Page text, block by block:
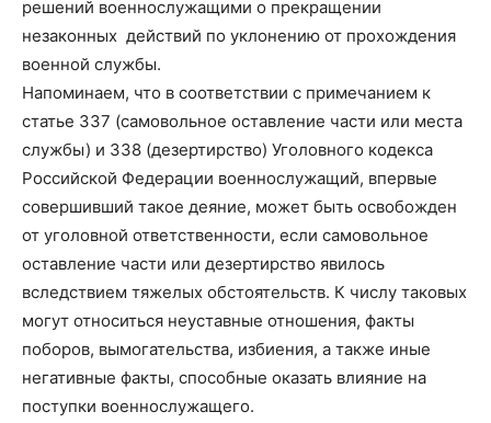
решений военнослужащими о прекращении
незаконных действий по уклонению от прохождения
военной службы.
Напоминаем, что в соответствии с примечанием к
статье 337 (самовольное оставление части или места
службы) и 338 (дезертирство) Уголовного кодекса
Российской Федерации военнослужащий, впервые
совершивший такое деяние, может быть освобожден
от уголовной ответственности, если самовольное
оставление части или дезертирство явилось
вследствием тяжелых обстоятельств. К числу таковых
могут относиться неуставные отношения, факты
поборов, вымогательства, избиения, а также иные
негативные факты, способные оказать влияние на
поступки военнослужащего.